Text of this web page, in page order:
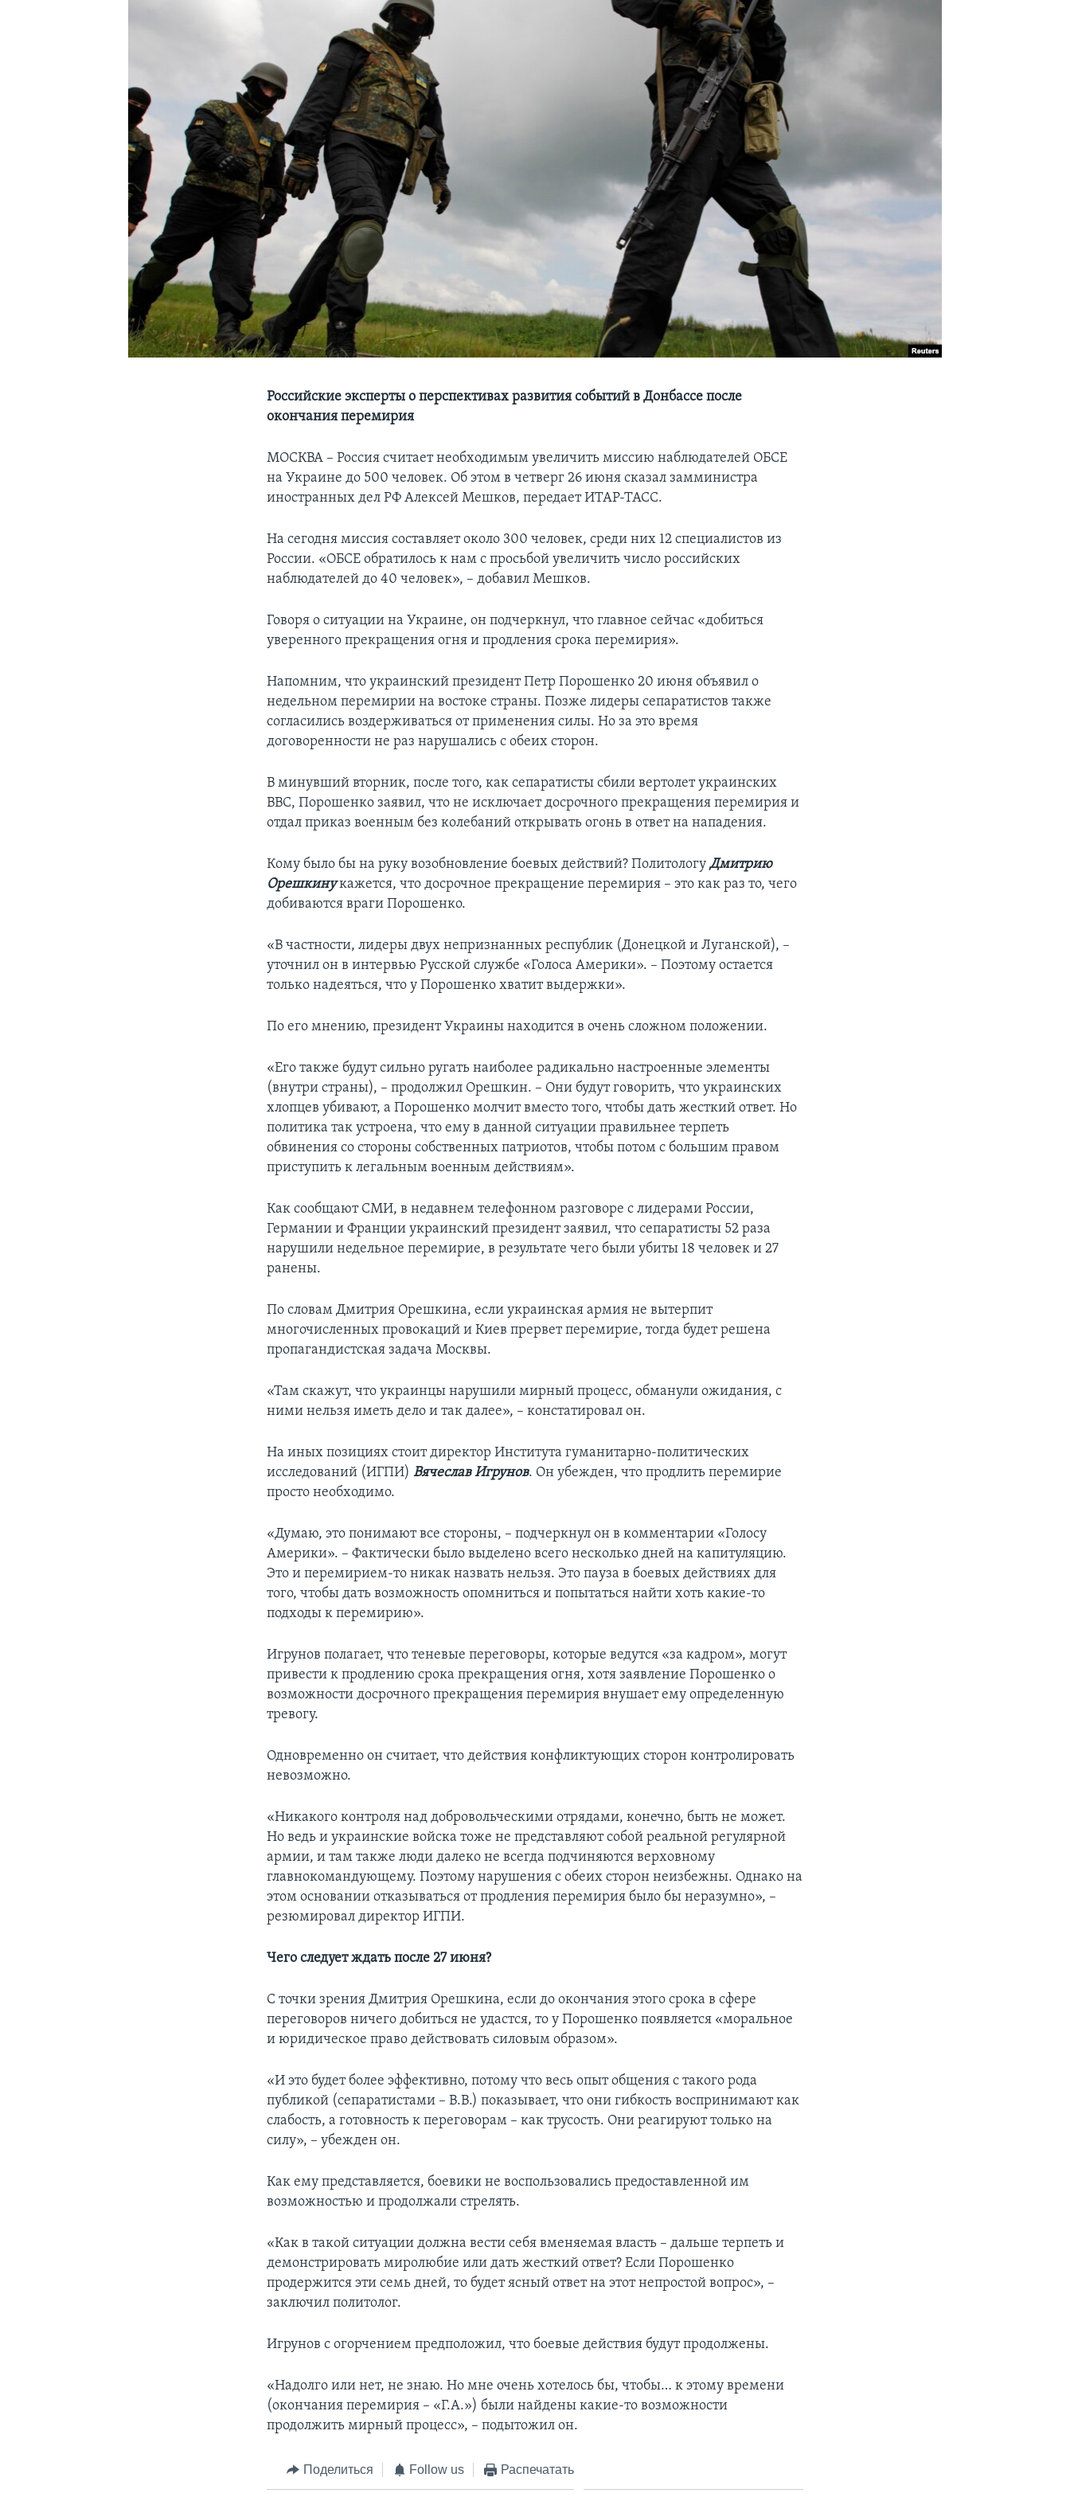
Российские эксперты о перспективах развития событий в Донбассе после
окончания перемирия
МОСКВА – Россия считает необходимым увеличить миссию наблюдателей ОБСЕ
на Украине до 500 человек. Об этом в четверг 26 июня сказал замминистра
иностранных дел РФ Алексей Мешков, передает ИТАР-ТАСС.
На сегодня миссия составляет около 300 человек, среди них 12 специалистов из
России. «ОБСЕ обратилось к нам с просьбой увеличить число российских
наблюдателей до 40 человек», – добавил Мешков.
Говоря о ситуации на Украине, он подчеркнул, что главное сейчас «добиться
уверенного прекращения огня и продления срока перемирия».
Напомним, что украинский президент Петр Порошенко 20 июня объявил о
недельном перемирии на востоке страны. Позже лидеры сепаратистов также
согласились воздерживаться от применения силы. Но за это время
договоренности не раз нарушались с обеих сторон.
В минувший вторник, после того, как сепаратисты сбили вертолет украинских
ВВС, Порошенко заявил, что не исключает досрочного прекращения перемирия и
отдал приказ военным без колебаний открывать огонь в ответ на нападения.
Кому было бы на руку возобновление боевых действий? ПолитологуДмитрию
Орешкинукажется, что досрочное прекращение перемирия – это как раз то, чего
добиваются враги Порошенко.
«В частности, лидеры двух непризнанных республик (Донецкой и Луганской), –
уточнил он в интервью Русской службе «Голоса Америки». – Поэтому остается
только надеяться, что у Порошенко хватит выдержки».
По его мнению, президент Украины находится в очень сложном положении.
«Его также будут сильно ругать наиболее радикально настроенные элементы
(внутри страны), – продолжил Орешкин. – Они будут говорить, что украинских
хлопцев убивают, а Порошенко молчит вместо того, чтобы дать жесткий ответ. Но
политика так устроена, что ему в данной ситуации правильнее терпеть
обвинения со стороны собственных патриотов, чтобы потом с большим правом
приступить к легальным военным действиям».
Как сообщают СМИ, в недавнем телефонном разговоре с лидерами России,
Германии и Франции украинский президент заявил, что сепаратисты 52 раза
нарушили недельное перемирие, в результате чего были убиты 18 человек и 27
ранены.
По словам Дмитрия Орешкина, если украинская армия не вытерпит
многочисленных провокаций и Киев прервет перемирие, тогда будет решена
пропагандистская задача Москвы.
«Там скажут, что украинцы нарушили мирный процесс, обманули ожидания, с
ними нельзя иметь дело и так далее», – констатировал он.
На иных позициях стоит директор Института гуманитарно-политических
исследований (ИГПИ)Вячеслав Игрунов. Он убежден, что продлить перемирие
просто необходимо.
«Думаю, это понимают все стороны, – подчеркнул он в комментарии «Голосу
Америки». – Фактически было выделено всего несколько дней на капитуляцию.
Это и перемирием-то никак назвать нельзя. Это пауза в боевых действиях для
того, чтобы дать возможность опомниться и попытаться найти хоть какие-то
подходы к перемирию».
Игрунов полагает, что теневые переговоры, которые ведутся «за кадром», могут
привести к продлению срока прекращения огня, хотя заявление Порошенко о
возможности досрочного прекращения перемирия внушает ему определенную
тревогу.
Одновременно он считает, что действия конфликтующих сторон контролировать
невозможно.
«Никакого контроля над добровольческими отрядами, конечно, быть не может.
Но ведь и украинские войска тоже не представляют собой реальной регулярной
армии, и там также люди далеко не всегда подчиняются верховному
главнокомандующему. Поэтому нарушения с обеих сторон неизбежны. Однако на
этом основании отказываться от продления перемирия было бы неразумно», –
резюмировал директор ИГПИ.
Чего следует ждать после 27 июня?
С точки зрения Дмитрия Орешкина, если до окончания этого срока в сфере
переговоров ничего добиться не удастся, то у Порошенко появляется «моральное
и юридическое право действовать силовым образом».
«И это будет более эффективно, потому что весь опыт общения с такого рода
публикой (сепаратистами – В.В.) показывает, что они гибкость воспринимают как
слабость, а готовность к переговорам – как трусость. Они реагируют только на
силу», – убежден он.
Как ему представляется, боевики не воспользовались предоставленной им
возможностью и продолжали стрелять.
«Как в такой ситуации должна вести себя вменяемая власть – дальше терпеть и
демонстрировать миролюбие или дать жесткий ответ? Если Порошенко
продержится эти семь дней, то будет ясный ответ на этот непростой вопрос», –
заключил политолог.
Игрунов с огорчением предположил, что боевые действия будут продолжены.
«Надолго или нет, не знаю. Но мне очень хотелось бы, чтобы… к этому времени
(окончания перемирия – «Г.А.») были найдены какие-то возможности
продолжить мирный процесс», – подытожил он.
Поделиться Follow us Распечатать